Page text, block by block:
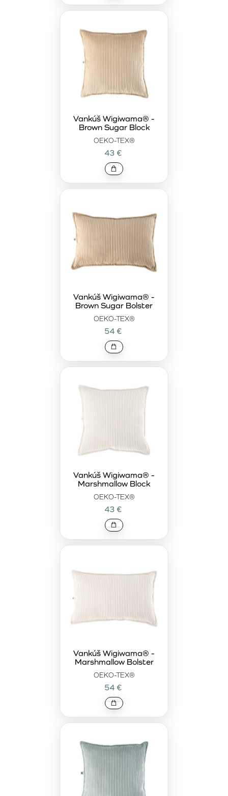
OEKO-TEX®
Vankúš Wigiwama® -
Brown Sugar Block
43 €
OEKO-TEX®
Vankúš Wigiwama® -
Brown Sugar Bolster
54 €
OEKO-TEX®
Vankúš Wigiwama® -
Marshmallow Block
43 €
OEKO-TEX®
Vankúš Wigiwama® -
Marshmallow Bolster
54 €